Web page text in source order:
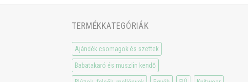
TERMÉKKATEGÓRIÁK
Ajándék csomagok és szettek
Babatakaró és muszlin kendő